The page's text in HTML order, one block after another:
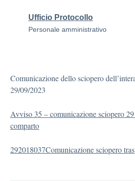
Ufficio Protocollo
Personale amministrativo
Comunicazione dello sciopero
29/09/2023
Avviso 35 – comunicazione sciopero
comparto
292018037Comunicazione sciopero